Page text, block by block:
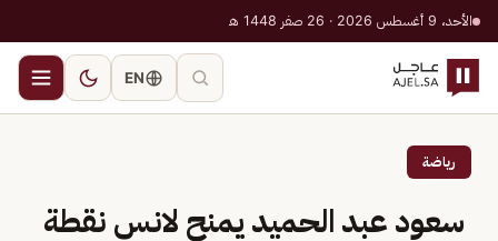
الأحد، 9 أغسطس 2026 · 26 صفر 1448 هـ
EN
رياضة
سعود عبد الحميد يمنح لانس نقطة